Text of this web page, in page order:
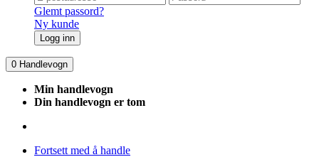
Glemt passord?
Ny kunde
Logg inn
0 Handlevogn
Min handlevogn
Din handlevogn er tom
Fortsett med å handle